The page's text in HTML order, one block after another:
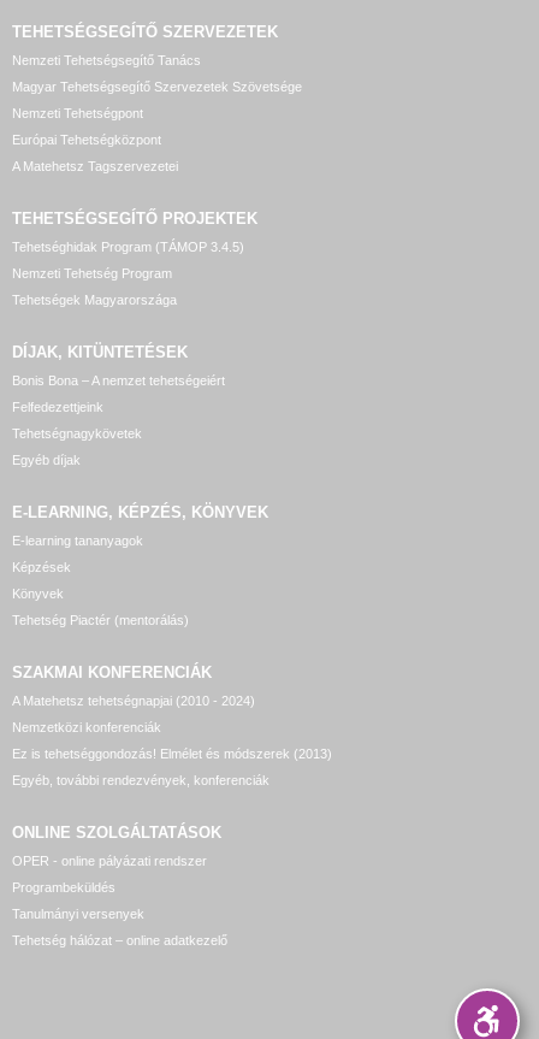
TEHETSÉGSEGÍTŐ SZERVEZETEK
Nemzeti Tehetségsegítő Tanács
Magyar Tehetségsegítő Szervezetek Szövetsége
Nemzeti Tehetségpont
Európai Tehetségközpont
A Matehetsz Tagszervezetei
TEHETSÉGSEGÍTŐ PROJEKTEK
Tehetséghidak Program (TÁMOP 3.4.5)
Nemzeti Tehetség Program
Tehetségek Magyarországa
DÍJAK, KITÜNTETÉSEK
Bonis Bona – A nemzet tehetségeiért
Felfedezettjeink
Tehetségnagykövetek
Egyéb díjak
E-LEARNING, KÉPZÉS, KÖNYVEK
E-learning tananyagok
Képzések
Könyvek
Tehetség Piactér (mentorálás)
SZAKMAI KONFERENCIÁK
A Matehetsz tehetségnapjai (2010 - 2024)
Nemzetközi konferenciák
Ez is tehetséggondozás! Elmélet és módszerek (2013)
Egyéb, további rendezvények, konferenciák
ONLINE SZOLGÁLTATÁSOK
OPER - online pályázati rendszer
Programbeküldés
Tanulmányi versenyek
Tehetség hálózat – online adatkezelő